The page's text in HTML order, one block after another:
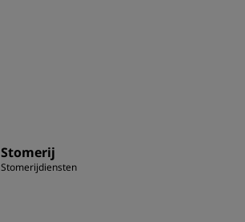
Stomerij
Stomerijdiensten